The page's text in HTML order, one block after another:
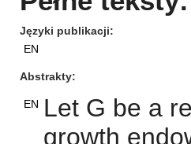
Języki publikacji
EN
Abstrakty
EN Let G be a
growth